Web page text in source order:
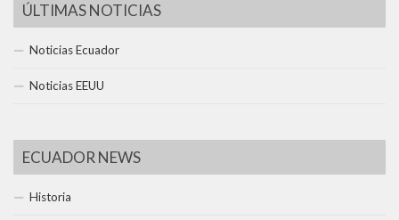
ÚLTIMAS NOTICIAS
Noticias Ecuador
Noticias EEUU
ECUADOR NEWS
Historia